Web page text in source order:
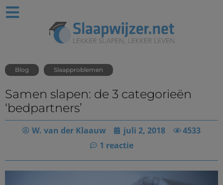
Blog Slaapproblemen
Samen slapen: de 3 categorieën
‘bedpartners’
W. van der Klaauw juli 2, 2018
4533
1 reactie